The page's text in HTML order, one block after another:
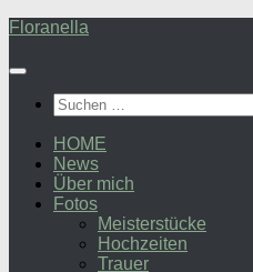
Zum
springen
Floranella
Suchen
nach:
HOME
News
Über mich
Fotos
Meisterstücke
Hochzeiten
Trauer